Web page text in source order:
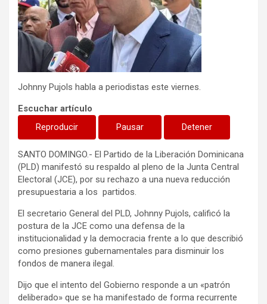
Johnny Pujols habla a periodistas este viernes.
Escuchar artículo
Reproducir
Pausar Detener
SANTO DOMINGO.- El Partido de la Liberación Dominicana
(PLD) manifestó su respaldo al pleno de la Junta Central
Electoral (JCE), por su rechazo a una nueva reducción
presupuestaria a los partidos.
El secretario General del PLD, Johnny Pujols, calificó la
postura de la JCE como una defensa de la
institucionalidad y la democracia frente a lo que describió
como presiones gubernamentales para disminuir los
fondos de manera ilegal.
Dijo que el intento del Gobierno responde a un «patrón
deliberado» que se ha manifestado de forma recurrente